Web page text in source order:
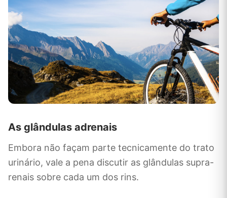
As glândulas adrenais
Embora não façam parte tecnicamente do trato
urinário, vale a pena discutir as glândulas supra-
renais sobre cada um dos rins.